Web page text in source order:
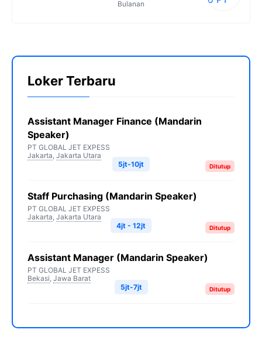
Bulanan
Loker Terbaru
Assistant Manager Finance (Mandarin
Speaker)
PT GLOBAL JET EXPESS
Jakarta, Jakarta Utara
Ditutup
5jt-10jt
Staff Purchasing (Mandarin Speaker)
PT GLOBAL JET EXPESS
Jakarta, Jakarta Utara
Ditutup
4jt - 12jt
Assistant Manager (Mandarin Speaker)
PT GLOBAL JET EXPESS
Bekasi, Jawa Barat
Ditutup
5jt-7jt